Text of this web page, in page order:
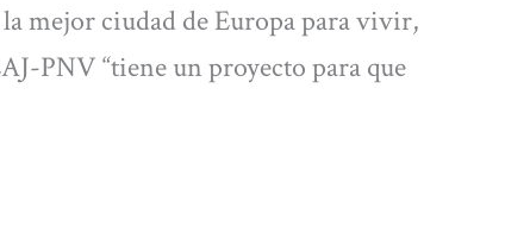
la mejor ciudad de Europa para vivir,
PNV “tiene un proyecto para que